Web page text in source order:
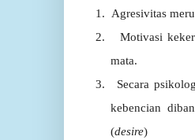
1.
Agresivitas
2.
Motivasi
mata.
3.
Secara
kebencian
(desire)